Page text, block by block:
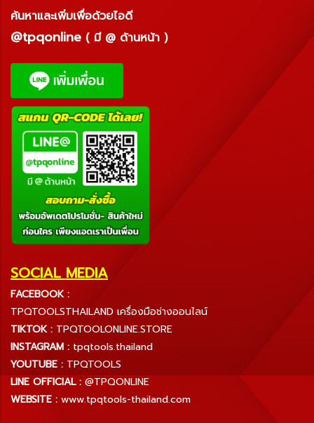
ค้นหาและเพิ่มเพื่อด้วยไอดี
@tpqonline ( มี @ ด้านหน้า )
SOCIAL MEDIA
FACEBOOK :
TPQTOOLSTHAILAND เครื่องมือช่างออนไลน์
TIKTOK : TPQTOOLONLINE.STORE
INSTAGRAM : tpqtools.thailand
YOUTUBE : TPQTOOLS
LINE OFFICIAL : @TPQONLINE
WEBSITE : www.tpqtools-thailand.com